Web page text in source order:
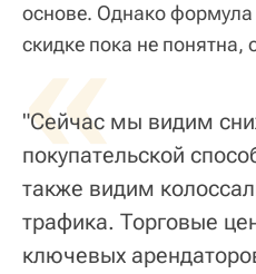
основе. Однако
скидке пока не понятна,
«
"Сейчас мы видим
покупательской
также видим
трафика. Торговые
ключевых